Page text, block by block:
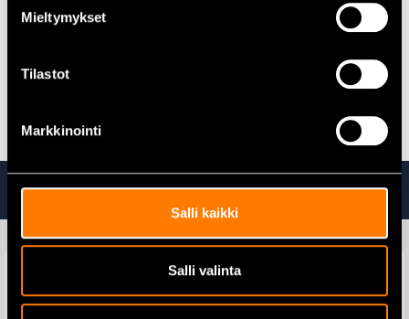
Mieltymykset
Tilastot
Markkinointi
Salli kaikki
Salli valinta
För användare som vill ha traditionella och pålitliga
Ta även en titt på
Stihl FSA 400 K Batteriröjsåg